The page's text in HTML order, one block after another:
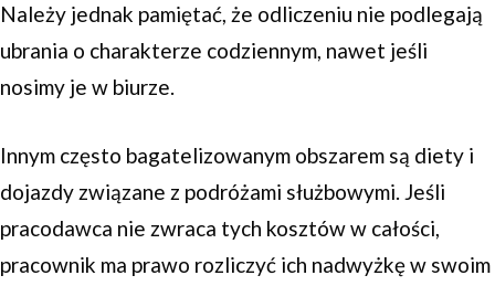
Należy jednak pamiętać, że odliczeniu nie podlegają
ubrania o charakterze codziennym, nawet jeśli
nosimy je w biurze.
Innym często bagatelizowanym obszarem są diety i
dojazdy związane z podróżami służbowymi. Jeśli
pracodawca nie zwraca tych kosztów w całości,
pracownik ma prawo rozliczyć ich nadwyżkę w swoim